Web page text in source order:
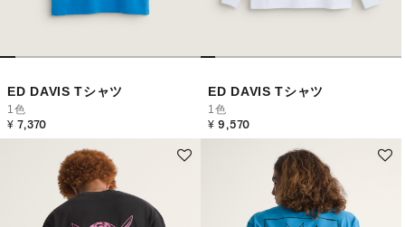
ED DAVIS Tシャツ
1色
¥ 7,370
ED DAVIS Tシャツ
1色
¥ 9,570